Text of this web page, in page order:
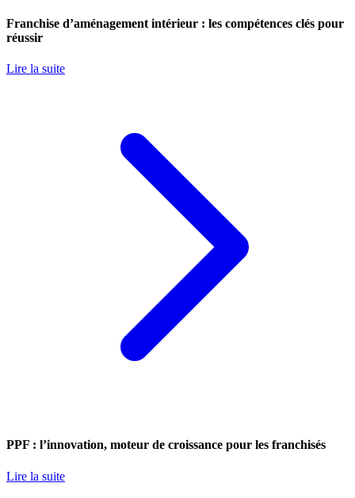
Franchise d’aménagement intérieur : les compétences clés pour
réussir
Lire la suite
PPF : l’innovation, moteur de croissance pour les franchisés
Lire la suite